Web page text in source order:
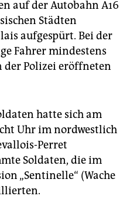
auf der Autobahn A16
Städten
aufgespürt. Bei der
Fahrer mindestens
der Polizei eröffneten
hatte sich am
Uhr im nordwestlich
Perret
Soldaten, die im
„Sentinelle“ (Wache